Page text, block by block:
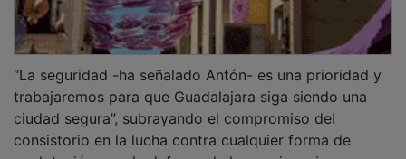
trabajaremos para que Guadalajara siga siendo una
ciudad segura”, subrayando el compromiso del
consistorio en la lucha contra cualquier forma de
explotación y en la defensa de la convivencia